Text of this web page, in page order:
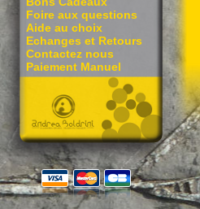
Foire aux questions
Aide au choix
Echanges et Retours
Contactez nous
Paiement Manuel